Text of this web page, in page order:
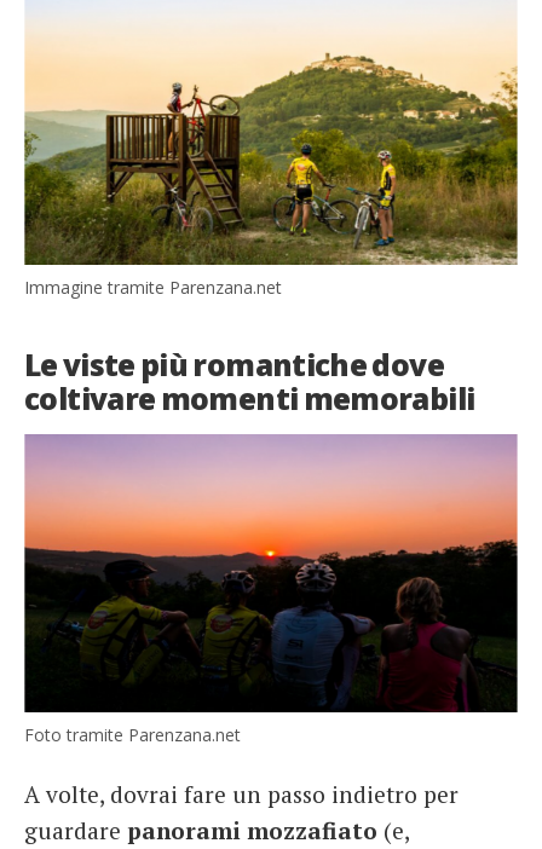
Immagine tramite Parenzana.net
Le viste più romantiche dove
coltivare momenti memorabili
Foto tramite Parenzana.net
A volte, dovrai fare un passo indietro per
guardare panorami mozzafiato (e,